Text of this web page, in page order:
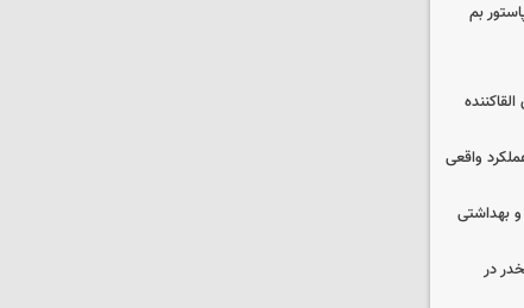
بم
واقعی
و بهداشتی
در